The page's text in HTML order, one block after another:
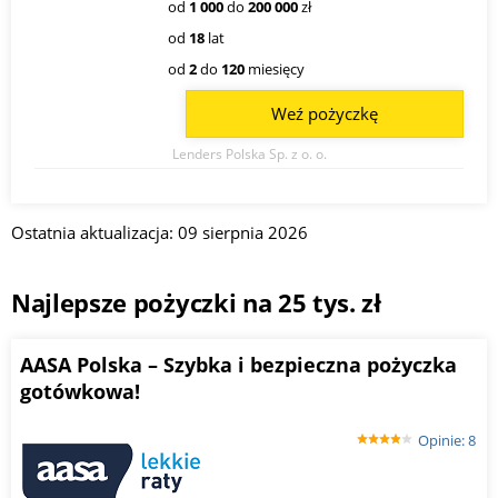
od 1 000do 200 000zł
od 18 lat
od 2do 120 miesięcy
Lenders Polska Sp. z o. o.
Weź pożyczkę
Ostatnia aktualizacja: 09 sierpnia 2026
Najlepsze pożyczki na 25 tys. zł
AASA Polska – Szybka i bezpieczna pożyczka
gotówkowa!
Opinie: 8